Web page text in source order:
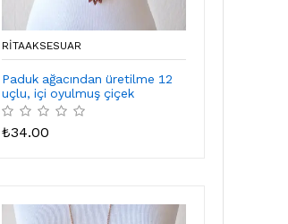
RITAAKSESUAR
Paduk ağacından üretilme 12
uçlu, içi oyulmuş çiçek
₺34.00